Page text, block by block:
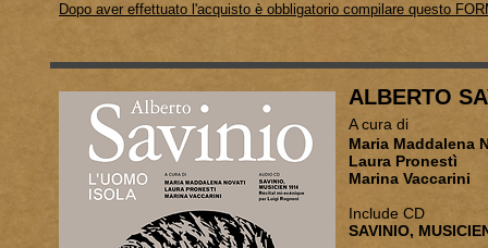
Dopo aver effettuato l'acquisto è obbligatorio compilare questo
ALBERTO
A cura di
Maria
Laura Pronestì
Marina Vaccarini
Include CD
SAVINIO,